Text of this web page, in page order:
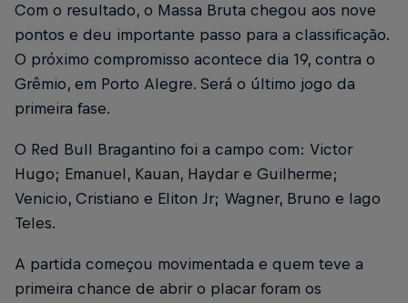
Com o resultado, o Massa Bruta chegou aos nove
pontos e deu importante passo para a classificação.
O próximo compromisso acontece dia 19, contra o
Grêmio, em Porto Alegre. Será o último jogo da
primeira fase.
O Red Bull Bragantino foi a campo com: Victor
Hugo; Emanuel, Kauan, Haydar e Guilherme;
Venicio, Cristiano e Eliton Jr; Wagner, Bruno e Iago
Teles.
A partida começou movimentada e quem teve a
primeira chance de abrir o placar foram os